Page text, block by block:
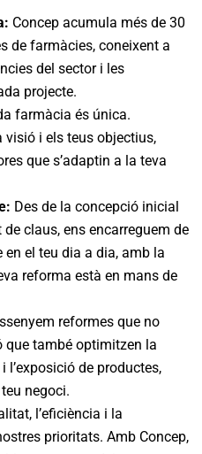
Concep acumula més de 30
de farmàcies, coneixent a
del sector i les
projecte.
farmàcia és única.
visió i els teus objectius,
que s’adaptin a la teva
Des de la concepció inicial
claus, ens encarreguem de
el teu dia a dia, amb la
reforma està en mans de
reformes que no
que també optimitzen la
de productes,
negoci.
l’eficiència i la
prioritats. Amb Concep,